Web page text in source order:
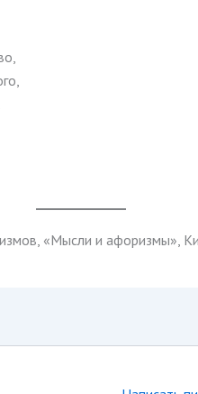
«Мысли и афоризмы»,